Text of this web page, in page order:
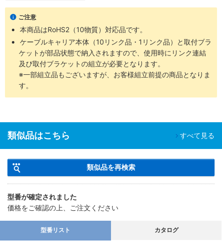
ご注意
本商品はRoHS2（10物質）対応品です。
ケーブルキャリア本体（10リンク品・1リンク品）と取付ブラ
ケットが部品状態で納入されますので、使用時にリンク連結
及び取付ブラケットの組立が必要となります。
※一部組立品もございますが、お客様組立前提の商品となりま
す。
類似品はこちら すべて見る
類似品を再検索
型番が確定されました
価格をご確認の上、ご注文ください
型番リスト カタログ